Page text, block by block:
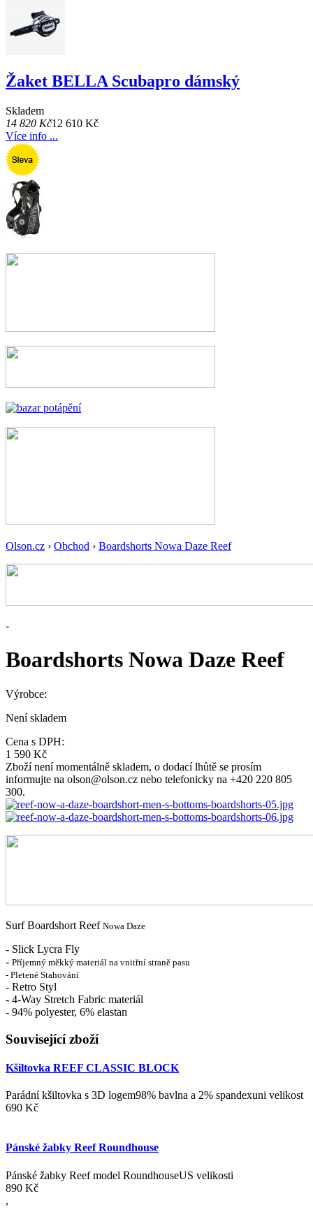
Žaket BELLA Scubapro dámský
Skladem
14 820 Kč12 610 Kč
Více info ...
Olson.cz › Obchod › Boardshorts Nowa Daze Reef
-
Boardshorts Nowa Daze Reef
Výrobce:
Není skladem
Cena s DPH:
1 590 Kč
Zboží není momentálně skladem, o dodací lhůtě se prosím
informujte na olson@olson.cz nebo telefonicky na +420 220 805
300.
Surf Boardshort Reef Nowa Daze
- Slick Lycra Fly
- Příjemný měkký materiál na vnitřní straně pasu
- Pletené Stahování
- Retro Styl
- 4-Way Stretch Fabric materiál
- 94% polyester, 6% elastan
Související zboží
Kšiltovka REEF CLASSIC BLOCK
Parádní kšiltovka s 3D logem98% bavlna a 2% spandexuni velikost
690 Kč
Pánské žabky Reef Roundhouse
Pánské žabky Reef model RoundhouseUS velikosti
890 Kč
,